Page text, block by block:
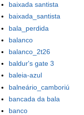
baixada santista
baixada_santista
bala_perdida
balanco
balanco_2t26
baldur's gate 3
baleia-azul
balneário_camboriú
bancada da bala
banco